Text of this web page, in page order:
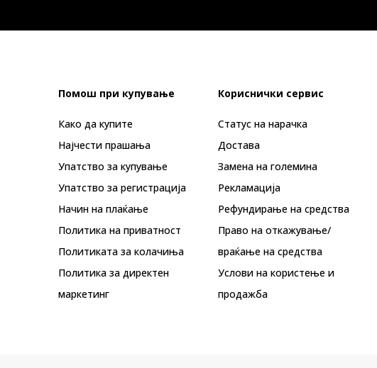
Помош при купување
Како да купите
Најчести прашања
Упатство за купување
Упатство за регистрација
Начин на плаќање
Политика на приватност
Политиката за колачиња
Политика за директен
маркетинг
Кориснички сервис
Статус на нарачка
Достава
Замена на големина
Рекламациja
Рефундирање на средства
Право на откажување/
враќање на средства
Услови на користење и
продажба